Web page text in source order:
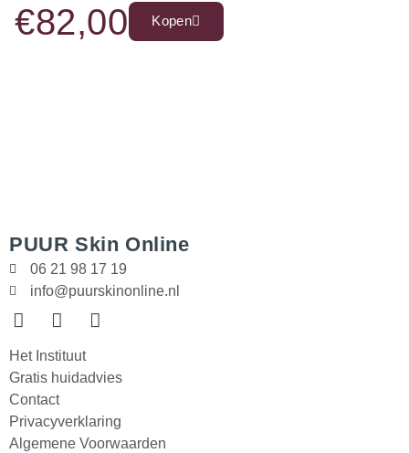
€82,00 Kopen
PUUR Skin Online
06 21 98 17 19
info@puurskinonline.nl
Het Instituut
Gratis huidadvies
Contact
Privacyverklaring
Algemene Voorwaarden